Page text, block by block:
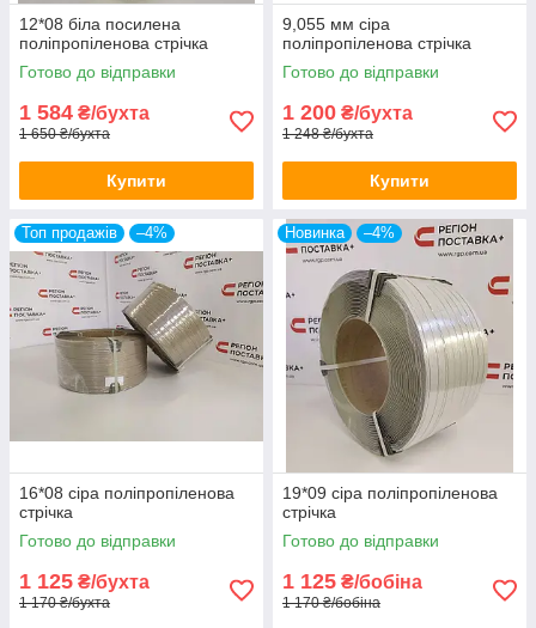
12*08 біла посилена
поліпропіленова стрічка
Готово до відправки
1 584 ₴/бухта
1 650 ₴/бухта
Купити
9,055 мм сіра
поліпропіленова стрічка
Готово до відправки
1 200 ₴/бухта
1 248 ₴/бухта
Купити
Топ продажів –4%
16*08 сіра поліпропіленова
стрічка
Готово до відправки
1 125 ₴/бухта
1 170 ₴/бухта
Новинка –4%
19*09 сіра поліпропіленова
стрічка
Готово до відправки
1 125 ₴/бобіна
1 170 ₴/бобіна